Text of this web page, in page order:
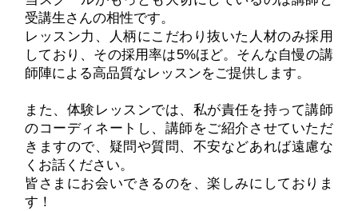
受講生さんの相性です。
レッスン力、人柄にこだわり抜いた人材のみ採用
しており、その採用率は5%ほど。そんな自慢の講
師陣による高品質なレッスンをご提供します。
また、体験レッスンでは、私が責任を持って講師
のコーディネートし、講師をご紹介させていただ
きますので、疑問や質問、不安などあれば遠慮な
くお話ください。
皆さまにお会いできるのを、楽しみにしておりま
す！